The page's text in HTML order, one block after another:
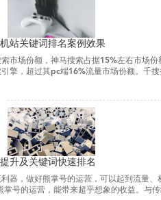
站关键词排名案例效果
市场份额，神马搜索占据15%左右市场
擎，超过其pc端16%流量市场份额。千
升及关键词快速排名
器，做好熊掌号的运营，可以起到流量
号的运营，能带来超乎想象的收益。与